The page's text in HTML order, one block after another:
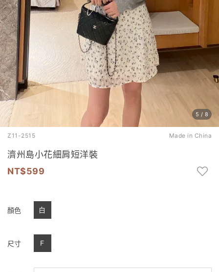
5 / 8
Z11-2515 Made in China
濟州島小花細肩短洋裝
599
顏色 白
尺寸 F